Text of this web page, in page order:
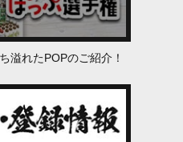
溢れたPOPのご紹介！